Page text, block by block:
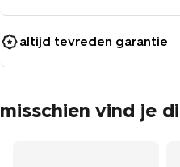
altijd tevreden garantie
misschien vind je